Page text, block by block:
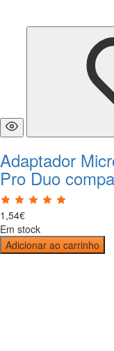
Adaptador
Pro Duo
1 ,54€
Em stock
Adicionar ao carrinho